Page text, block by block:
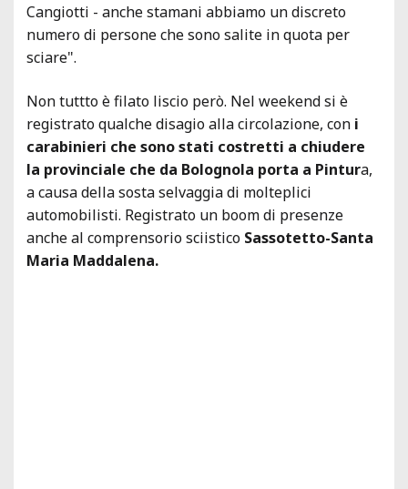
Cangiotti - anche stamani abbiamo un discreto
numero di persone che sono salite in quota per
sciare".
Non tuttto è filato liscio però. Nel weekend si è
registrato qualche disagio alla circolazione, con i
carabinieri che sono stati costretti a chiudere
la provinciale che da Bolognola porta a Pintura,
a causa della sosta selvaggia di molteplici
automobilisti. Registrato un boom di presenze
anche al comprensorio sciistico Sassotetto-Santa
Maria Maddalena.